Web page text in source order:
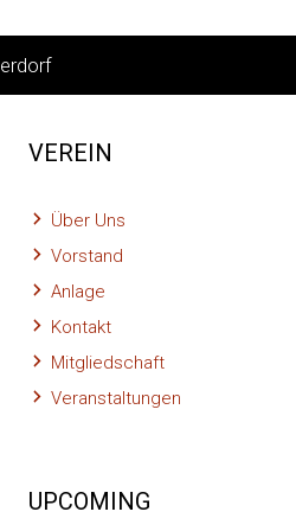
VEREIN
Über Uns
Vorstand
Anlage
Kontakt
Mitgliedschaft
Veranstaltungen
UPCOMING